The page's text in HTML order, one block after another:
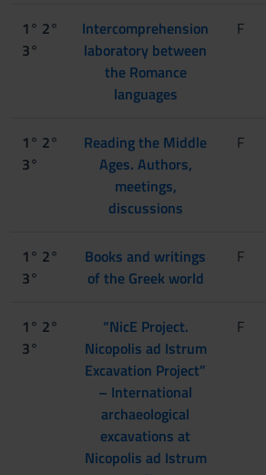
1° 2°
3°
Intercomprehension
laboratory between
the Romance
languages
F
1° 2°
3°
Reading the Middle
Ages. Authors,
meetings,
discussions
F
1° 2°
3°
Books and writings
of the Greek world
F
1° 2°
3°
“NicE Project.
Nicopolis ad Istrum
Excavation Project”
– International
archaeological
excavations at
Nicopolis ad Istrum
F